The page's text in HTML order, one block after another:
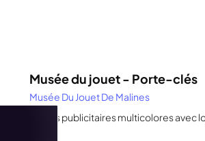
Musée du jouet - Porte-clés
Musée Du Jouet De Malines
Objets publicitaires multicolores avec